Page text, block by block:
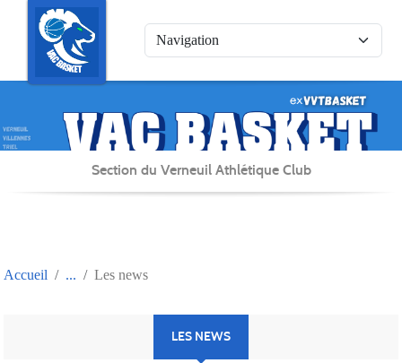
Section du Verneuil Athlétique Club
Accueil Les news
LES NEWS
Panneau de gestion des cookies